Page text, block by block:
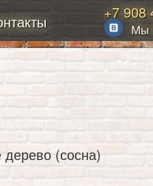
+7 908
Мы
(сосна)